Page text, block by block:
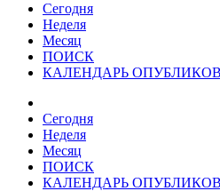
Сегодня
Неделя
Месяц
ПОИСК
КАЛЕНДАРЬ
Сегодня
Неделя
Месяц
ПОИСК
КАЛЕНДАРЬ